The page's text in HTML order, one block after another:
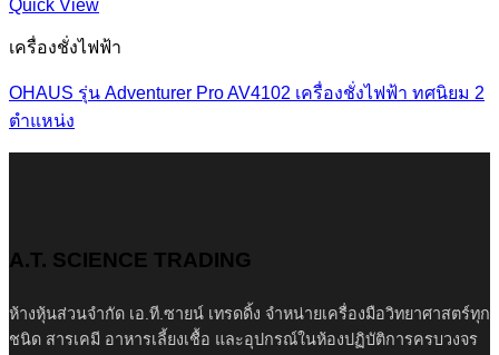
Quick View
เครื่องชั่งไฟฟ้า
OHAUS รุ่น Adventurer Pro AV4102 เครื่องชั่งไฟฟ้า ทศนิยม 2
ตำแหน่ง
A.T. SCIENCE TRADING
ห้างหุ้นส่วนจำกัด เอ.ที.ซายน์ เทรดดิ้ง จำหน่ายเครื่องมือวิทยาศาสตร์ทุก
ชนิด สารเคมี อาหารเลี้ยงเชื้อ และอุปกรณ์ในห้องปฏิบัติการครบวงจร